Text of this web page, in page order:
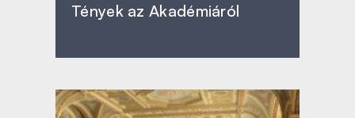
Tények az Akadémiáról